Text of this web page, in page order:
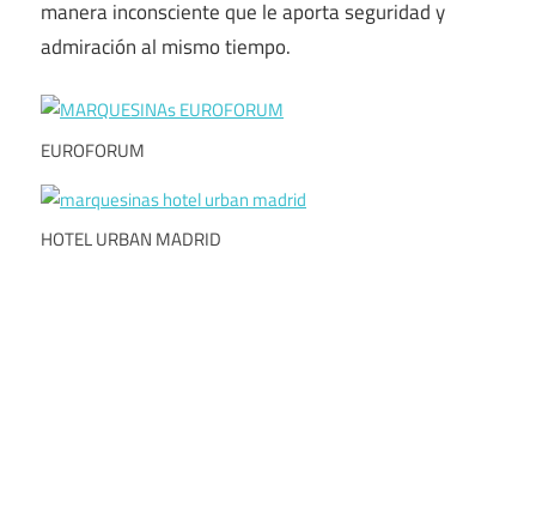
manera inconsciente que le aporta seguridad y
admiración al mismo tiempo.
EUROFORUM
HOTEL URBAN MADRID